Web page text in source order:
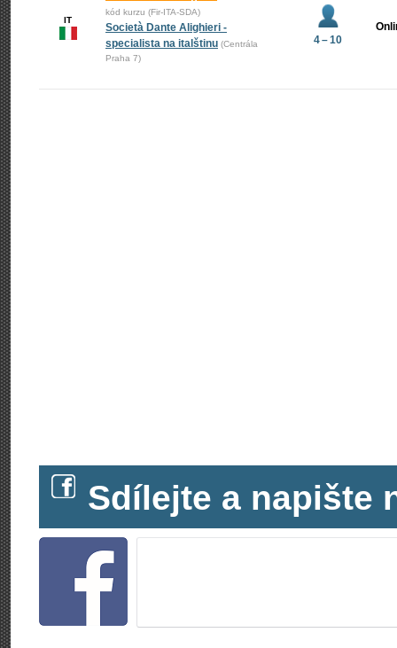
IT
kód kurzu (Fir-ITA-SDA)
Società Dante Alighieri -
specialista na italštinu (Centrála
Praha 7)
4 – 10
Sdílejte a napište